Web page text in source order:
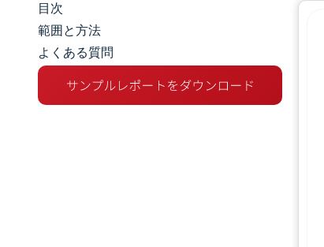
市場規模とシェア
市場分析
トレンドとインサイト
目次
範囲と方法
よくある質問